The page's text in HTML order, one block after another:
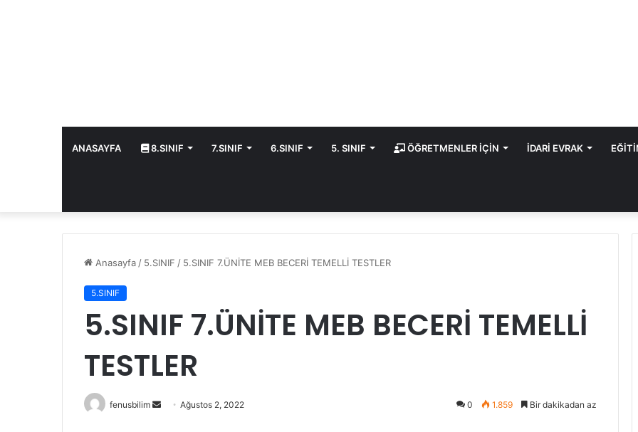
ANASAYFA 8.SINIF 7.SINIF 6.SINIF 5. SINIF ÖĞRETMENLER İÇİN İDARİ EVRAK
Anasayfa / 5.SINIF / 5.SINIF 7.ÜNİTE MEB BECERİ TEMELLİ TESTLER
5.SINIF
5.SINIF 7.ÜNİTE MEB BECERİ TEMELLİ
TESTLER
fenusbilim
Bir
Ağustos 2, 2022 0 1.859 Bir dakikadan az